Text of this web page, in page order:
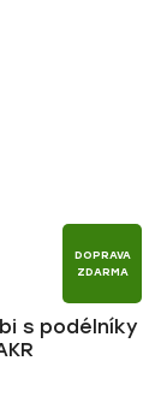
DOPRAVA
ZDARMA
s podélníky